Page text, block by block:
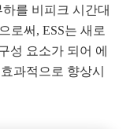
를 비피크 시간대
로써, ESS는 새로
성 요소가 되어 에
과적으로 향상시